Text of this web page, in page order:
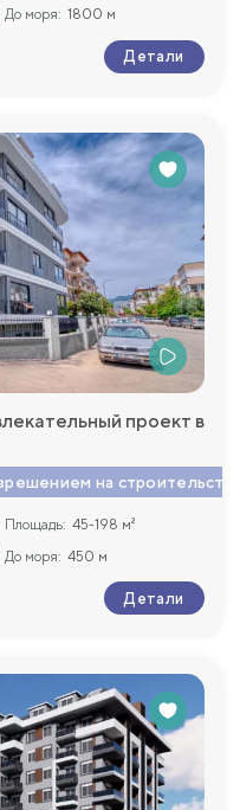
До моря: 1800 м
Детали
проект в
на
Площадь: 45-198 м²
До моря: 450 м
Детали